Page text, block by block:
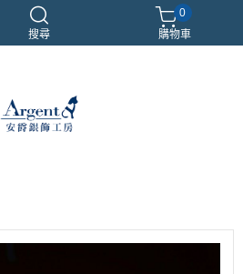
搜尋
照片項鍊
0
購物車